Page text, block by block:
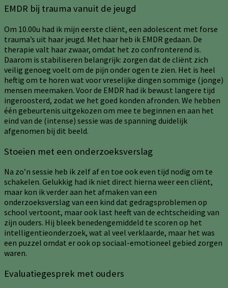
EMDR bij trauma vanuit de jeugd
Om 10.00u had ik mijn eerste cliënt, een adolescent met forse
trauma’s uit haar jeugd. Met haar heb ik EMDR gedaan. De
therapie valt haar zwaar, omdat het zo confronterend is.
Daarom is stabiliseren belangrijk: zorgen dat de cliënt zich
veilig genoeg voelt om de pijn onder ogen te zien. Het is heel
heftig om te horen wat voor vreselijke dingen sommige (jonge)
mensen meemaken. Voor de EMDR had ik bewust langere tijd
ingeroosterd, zodat we het goed konden afronden. We hebben
één gebeurtenis uitgekozen om mee te beginnen en aan het
eind van de (intense) sessie was de spanning duidelijk
afgenomen bij dit beeld.
Stoeien met een onderzoeksverslag
Na zo’n sessie heb ik zelf af en toe ook even tijd nodig om te
schakelen. Gelukkig had ik niet direct hierna weer een cliënt,
maar kon ik verder aan het afmaken van een
onderzoeksverslag van een kind dat gedragsproblemen op
school vertoont, maar ook last heeft van de echtscheiding van
zijn ouders. Hij bleek benedengemiddeld te scoren op het
intelligentieonderzoek, wat al veel verklaarde, maar het was
een puzzel omdat er ook op sociaal-emotioneel gebied zorgen
waren.
Evaluatiegesprek met ouders